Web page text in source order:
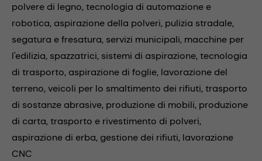
polvere di legno,tecnologia di automazione e
robotica, aspirazione della polveri, pulizia stradale,
segatura e fresatura, servizi municipali, macchine per
l'edilizia, spazzatrici, sistemi di aspirazione,tecnologia
di trasporto, aspirazione di foglie, lavorazione del
terreno,veicoli per lo smaltimento dei rifiuti,trasporto
di sostanze abrasive, produzione di mobili, produzione
di carta,trasporto e rivestimento di polveri,
aspirazione di erba, gestione dei rifiuti, lavorazione
CNC